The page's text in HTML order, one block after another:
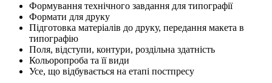
Формування технічного завдання для типографії
Формати для друку
Підготовка матеріалів до друку, передання макета в
типографію
Поля, відступи, контури, роздільна здатність
Кольоропроба та її види
Усе, що відбувається на етапі постпресу